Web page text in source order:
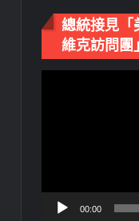
總統接見
維克訪問團」
00:00